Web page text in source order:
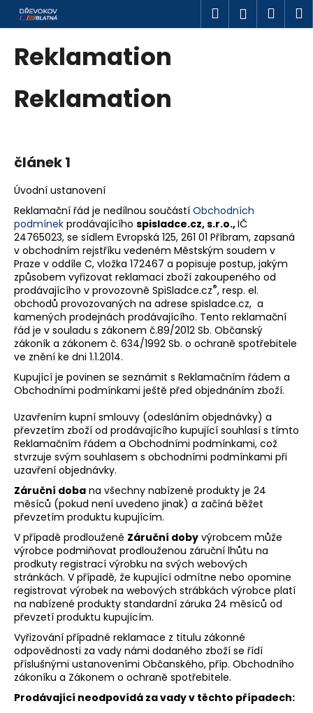
Zum
Inhalt
springen
Suchen
Login
Reklamation
Reklamation
článek 1
Úvodní ustanovení
Reklamační řád je nedílnou součástí Obchodních
podmínek prodávajícího spisladce.cz, s.r.o.,IČ
24765023, se sídlem Evropská 125, 261 01 Příbram, zapsaná
v obchodním rejstříku vedeném Městským soudem v
Praze v oddíle C, vložka 172467 a popisuje postup, jakým
způsobem vyřizovat reklamaci zboží zakoupeného od
prodávajícího v provozovně SpiSladce.cz®, resp. el.
obchodů provozovaných na adrese spisladce.cz, a
kamených prodejnách prodávajícího. Tento reklamační
řád je v souladu s zákonem č.89/2012 Sb. Občanský
zákoník a zákonem č. 634/1992 Sb. o ochraně spotřebitele
ve znění ke dni 1.1.2014.
Kupující je povinen se seznámit s Reklamačním řádem a
Obchodními podmínkami ještě před objednáním zboží.
Uzavřením kupní smlouvy (odesláním objednávky) a
převzetím zboží od prodávajícího kupující souhlasí s tímto
Reklamačním řádem a Obchodními podmínkami, což
stvrzuje svým souhlasem s obchodními podmínkami při
uzavření objednávky.
Záruční doba na všechny nabízené produkty je 24
měsíců (pokud není uvedeno jinak) a začíná běžet
převzetím produktu kupujícím.
V případě prodloužené Záruční doby výrobcem může
výrobce podmiňovat prodlouženou záruční lhůtu na
prodkuty registrací výrobku na svých webových
stránkách. V případě, že kupující odmítne nebo opomine
registrovat výrobek na webových strábkách výrobce platí
na nabízené produkty standardní záruka 24 měsíců od
převzetí produktu kupujícím.
Vyřizování případné reklamace z titulu zákonné
odpovědnosti za vady námi dodaného zboží se řídí
příslušnými ustanoveními Občanského, příp. Obchodního
zákoníku a Zákonem o ochraně spotřebitele.
Prodávající neodpovídá za vady v těchto případech:
a
zum
zum
a
s
c
h
e
n
S
i
e
?
W
i
r
e
m
p
f
e
h
l
e
n
ACKEREGGENZINKEN
B1
€4,99